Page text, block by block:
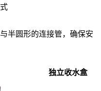
半圆形的连接管，确保安
独立收水盒